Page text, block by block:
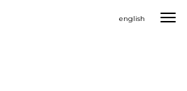
english